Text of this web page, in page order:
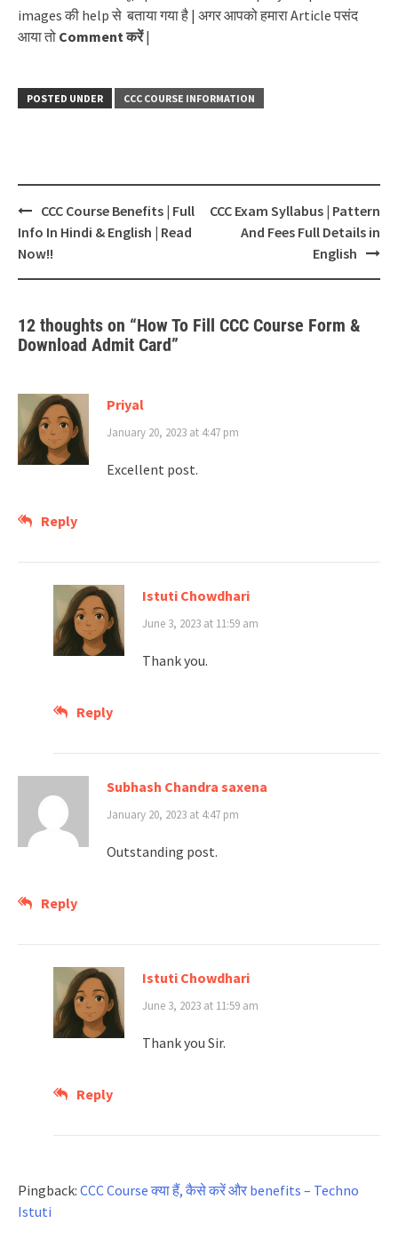
images की help से बताया गया है | अगर आपको हमारा Article पसंद
आया तो Comment करें|
POSTED UNDER CCC COURSE INFORMATION
Post
navigation
CCC Course Benefits | Full
Info In Hindi & English | Read
Now!!
CCC Exam Syllabus | Pattern
And Fees Full Details in
English
12 thoughts on “How To Fill CCC Course Form &
Download Admit Card”
Priyal
January 20, 2023 at 4:47 pm
Excellent post.
Reply
Istuti Chowdhari
June 3, 2023 at 11:59 am
Thank you.
Reply
Subhash Chandra saxena
January 20, 2023 at 4:47 pm
Outstanding post.
Reply
Istuti Chowdhari
June 3, 2023 at 11:59 am
Thank you Sir.
Reply
Pingback: CCC Course क्या हैं, कैसे करें और benefits – Techno
Istuti